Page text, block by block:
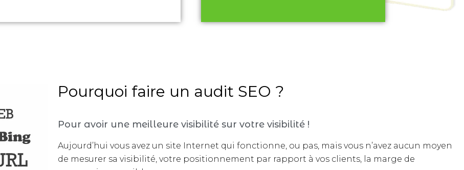
Pourquoi faire un audit SEO ?
Pour avoir une meilleure visibilité sur votre visibilité !
Aujourd’hui vous avez un site Internet qui fonctionne, ou pas, mais vous n’avez aucun moyen
de mesurer sa visibilité, votre positionnement par rapport à vos clients, la marge de